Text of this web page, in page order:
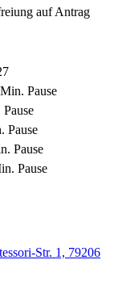
auf Antrag
Pause
Pause
Pause
Pause
Str. 1, 79206